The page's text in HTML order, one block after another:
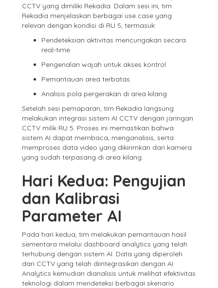
CCTV yang dimiliki Rekadia. Dalam sesi ini, tim
Rekadia menjelaskan berbagai use case yang
relevan dengan kondisi di RU 5, termasuk:
Pendeteksian aktivitas mencurigakan secara
real-time
Pengenalan wajah untuk akses kontrol
Pemantauan area terbatas
Analisis pola pergerakan di area kilang
Setelah sesi pemaparan, tim Rekadia langsung
melakukan integrasi sistem AI CCTV dengan jaringan
CCTV milik RU 5. Proses ini memastikan bahwa
sistem AI dapat membaca, menganalisis, serta
memproses data video yang dikirimkan dari kamera
yang sudah terpasang di area kilang.
Hari Kedua: Pengujian
dan Kalibrasi
Parameter AI
Pada hari kedua, tim melakukan pemantauan hasil
sementara melalui dashboard analytics yang telah
terhubung dengan sistem AI. Data yang diperoleh
dari CCTV yang telah diintegrasikan dengan AI
Analytics kemudian dianalisis untuk melihat efektivitas
teknologi dalam mendeteksi berbagai skenario